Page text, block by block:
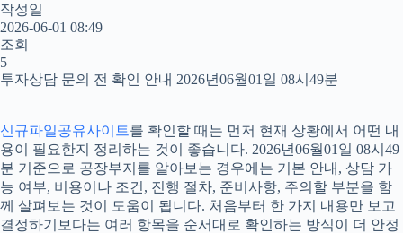
작성일
2026-06-01 08:49
조회
5
투자상담 문의 전 확인 안내 2026년06월01일 08시49분
신규파일공유사이트를 확인할 때는 먼저 현재 상황에서 어떤 내
용이 필요한지 정리하는 것이 좋습니다. 2026년06월01일 08시49
분 기준으로 공장부지를 알아보는 경우에는 기본 안내, 상담 가
능 여부, 비용이나 조건, 진행 절차, 준비사항, 주의할 부분을 함
께 살펴보는 것이 도움이 됩니다. 처음부터 한 가지 내용만 보고
결정하기보다는 여러 항목을 순서대로 확인하는 방식이 더 안정